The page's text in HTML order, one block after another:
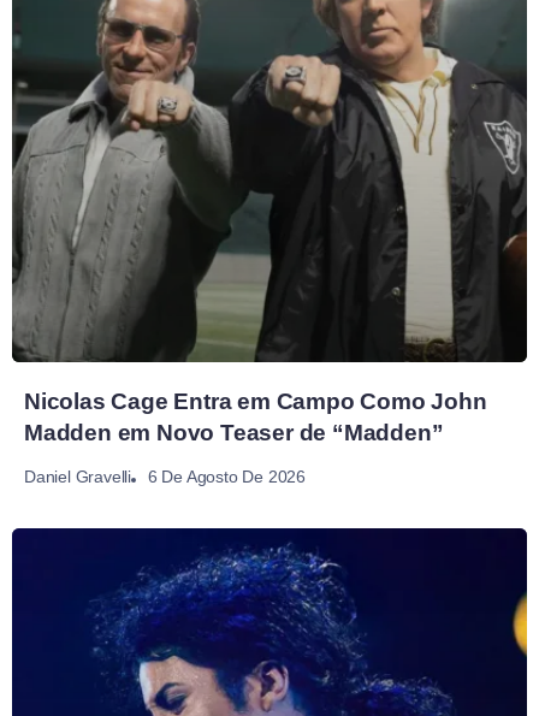
Nicolas Cage Entra em Campo Como John
Madden em Novo Teaser de “Madden”
Daniel Gravelli 6 De Agosto De 2026